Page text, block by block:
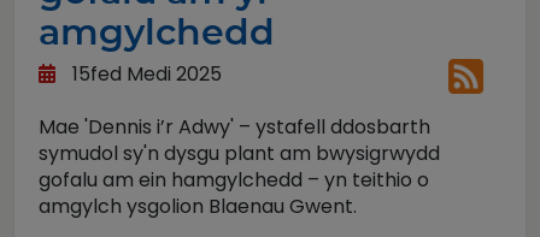
amgylchedd
15fed Medi 2025
Mae 'Dennis i’r Adwy' – ystafell ddosbarth
symudol sy'n dysgu plant am bwysigrwydd
gofalu am ein hamgylchedd – yn teithio o
amgylch ysgolion Blaenau Gwent.